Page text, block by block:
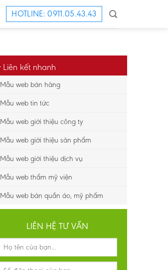
HOTLINE: 0911.05.43.43
Liên kết nhanh
Mẫu web bán hàng
Mẫu web tin tức
Mẫu web giới thiệu công ty
Mẫu web giới thiệu sản phẩm
Mẫu web giới thiệu dịch vụ
Mẫu web thẩm mỹ viện
Mẫu web bán quần áo, mỹ phẩm
LIÊN HỆ TƯ VẤN